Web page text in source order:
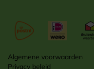
Algemene voorwaarden
Privacy beleid